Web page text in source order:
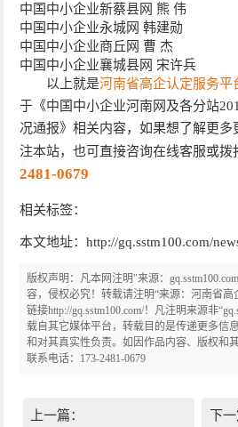
中国中小企业新蔡县网 熊 伟
中国中小企业永城网 韩建勋
中国中小企业商丘网 曹 杰
中国中小企业襄城县网 宋许兵
以上就是河南省高企认定服务平
于《中国中小企业河南网及各分站
况通报》相关内容，如果想了解更多
注本站，也可直接咨询在线客服或拨
2481-0679
相关标签：
本文地址：http://gq.sstm100.com/
版权声明：凡本网注明"来源：
容，侵权必究！转载请注明“来源：河南省
链接http://gq.sstm100.com/！凡注明来源非
载自其它媒体平台，转载目的是传递更多信
和对其真实性负责。如因作品内容、版权和
联系电话：173-2481-0679
上一篇： 下